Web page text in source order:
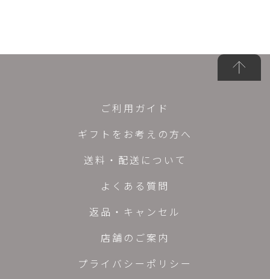
ご利用ガイド
ギフトをお考えの方へ
送料・配送について
よくある質問
返品・キャンセル
店舗のご案内
プライバシーポリシー